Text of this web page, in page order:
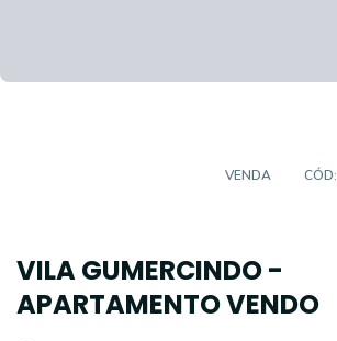
VENDA CÓD:
VILA GUMERCINDO -
APARTAMENTO VENDO